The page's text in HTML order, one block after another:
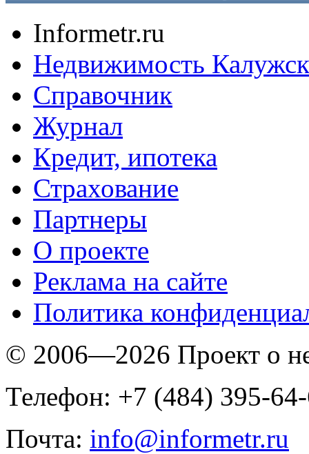
Informetr.ru
Недвижимость
Справочник
Журнал
Кредит, ипотека
Страхование
Партнеры
O проекте
Реклама на сайте
Политика
© 2006—2026 Проект о
Телефон: +7 (484) 395-
Почта: info@informetr.ru